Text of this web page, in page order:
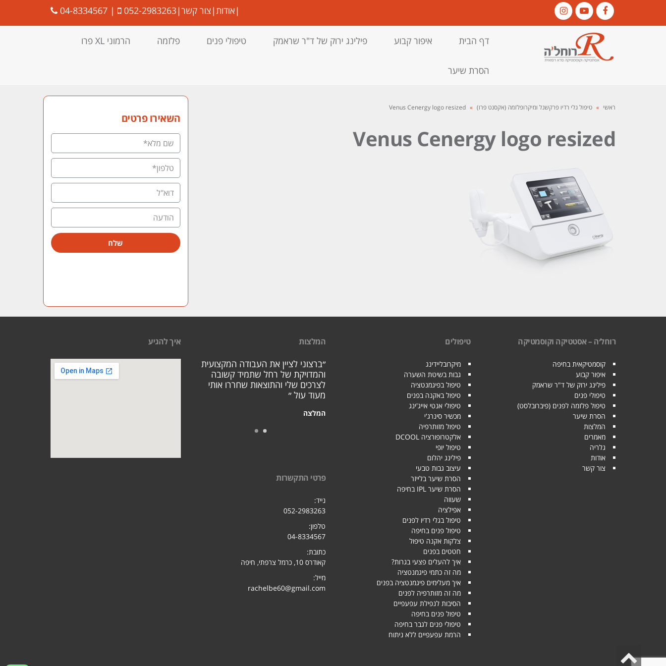
Facebook
YouTube
Instagram
|אודות| צור קשר|
052-2983263
|
04-8334567
דף הבית איפור קבוע פילינג ירוק של ד"ר שראמק טיפולי פנים פלזמה הרמוני XL פרו
הסרת שיער
ראשי » טיפול גלי רדיו פרקשנל ומיקרופלזמה (אקסנט פרו) »
Venus Cenergy logo resized
Venus Cenergy logo resized
השאירו פרטים
שלח
רוחל׳ה – אסטטיקה וקוסמטיקה
קוסמטיקאית בחיפה
איפור קבוע
פילינג ירוק של ד"ר שראמק
טיפולי פנים
טיפול פלזמה לפנים (פיברובלסט)
הסרת שיער
המלצות
מאמרים
גלריה
אודות
צור קשר
טיפולים
מיקרובליידינג
גבות בשיטת השערה
טיפול בפיגמנטציה
טיפול באקנה בפנים
טיפולי אנטי אייג'ינג
מכשיר סינרג'י
טיפול מזותרפיה
אלקטרופורציה DCOOL
טיפול יופי
פילינג יהלום
עיצוב גבות טבעי
הסרת שיער בלייזר
הסרת שיער IPL בחיפה
שעווה
אפילציה
טיפול בגלי רדיו לפנים
טיפול פנים בחיפה
צלקות אקנה טיפול
חטטים בפנים
איך להעלים פצעי בגרות?
מה זה כתמי פיגמנטציה
איך מעלימים פיגמנטציה בפנים
מה זה מזותרפיה לפנים
הסיבות לנפילת עפעפיים
טיפול פנים בחיפה
טיפולי פנים לגבר בחיפה
הרמת עפעפיים ללא ניתוח
המלצות
״ברצוני לציין את העבודה המקצועית
והמדויקת של רחל שתמיד קשובה
לצרכים שלי והתוצאות שחררו אותי
מעוד עול ״
המלצה
איך להגיע
פרטי התקשרות
נייד:
052-2983263
טלפון:
04-8334567
כתובת:
קאודרס 10, כרמל צרפתי, חיפ
ה
מייל:
rachelbe60@gmail.com